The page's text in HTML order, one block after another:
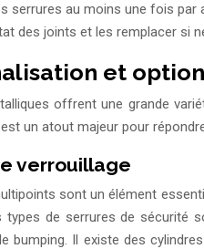
serrures au moins une fois par
des joints et les remplacer si
et
offrent une grande
un atout majeur pour
verrouillage
sont un élément
types de serrures de sécurité
bumping. Il existe des